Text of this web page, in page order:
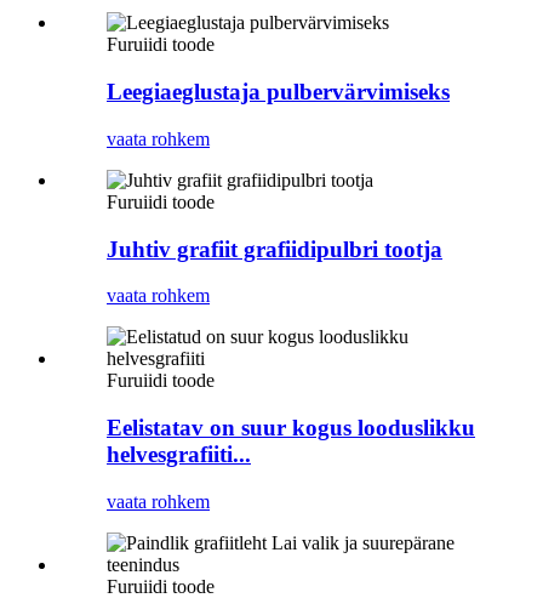
Furuiidi toode
Leegiaeglustaja pulbervärvimiseks
vaata rohkem
Furuiidi toode
Juhtiv grafiit grafiidipulbri tootja
vaata rohkem
Furuiidi toode
Eelistatav on suur kogus looduslikku
helvesgrafiiti...
vaata rohkem
Furuiidi toode